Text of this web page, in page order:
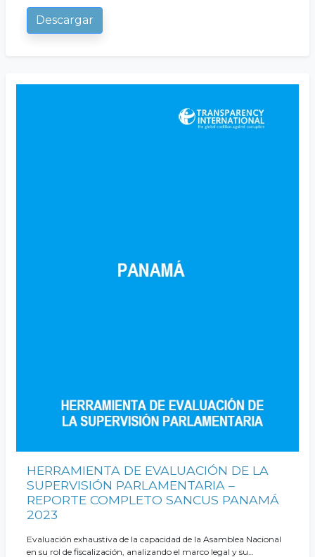
Descargar
HERRAMIENTA DE EVALUACIÓN DE LA
SUPERVISIÓN PARLAMENTARIA –
REPORTE COMPLETO SANCUS PANAMÁ
2023
Evaluación exhaustiva de la capacidad de la Asamblea Nacional
en su rol de fiscalización, analizando el marco legal y su…